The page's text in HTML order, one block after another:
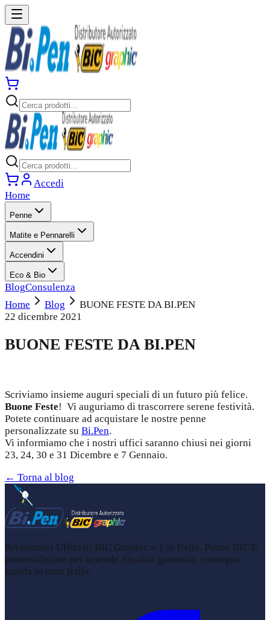
Accedi
Home
Penne
Matite e Pennarelli
Accendini
Eco & Bio
BlogConsulenza
Home
Blog
BUONE FESTE DA BI.PEN
22 dicembre 2021
BUONE FESTE DA BI.PEN
Scriviamo insieme auguri speciali di un futuro più felice.
Buone Feste! Vi auguriamo di trascorrere serene festività.
Potete continuare ad acquistare le nostre penne
personalizzate su Bi.Pen.
Vi informiamo che i nostri uffici saranno chiusi nei giorni
23, 24, 30 e 31 Dicembre e 7 Gennaio.
← Torna al blog
Rivenditori Ufficiali BIC Graphic n.1 in Italia. Penne BIC®
personalizzate per aziende. Qualità garantita, consegna
rapida in tutta Italia.